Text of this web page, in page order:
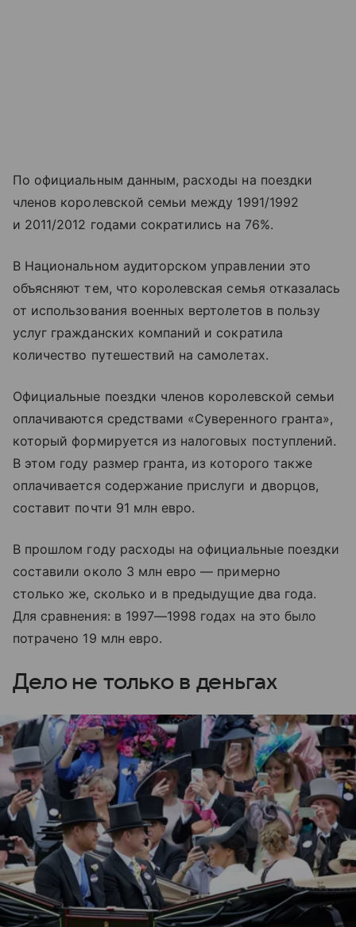
По официальным данным, расходы на поездки
членов королевской семьи между 1991/1992
и 2011/2012 годами сократились на 76%.
В Национальном аудиторском управлении это
объясняют тем, что королевская семья отказалась
от использования военных вертолетов в пользу
услуг гражданских компаний и сократила
количество путешествий на самолетах.
Официальные поездки членов королевской семьи
оплачиваются средствами «Суверенного гранта»,
который формируется из налоговых поступлений.
В этом году размер гранта, из которого также
оплачивается содержание прислуги и дворцов,
составит почти 91 млн евро.
В прошлом году расходы на официальные поездки
составили около 3 млн евро — примерно
столько же, сколько и в предыдущие два года.
Для сравнения: в 1997—1998 годах на это было
потрачено 19 млн евро.
Дело не только в деньгах